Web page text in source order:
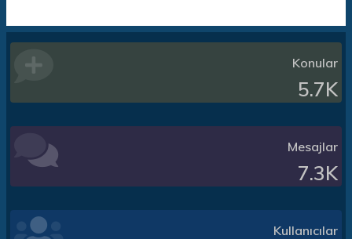
Konular
5.7K
Mesajlar
7.3K
Kullanıcılar